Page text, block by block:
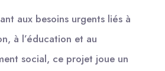
aux besoins urgents liés à
à l’éducation et au
social, ce projet joue un